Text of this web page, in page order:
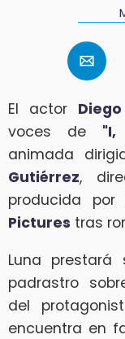
El actor
voces de "I,
animada
Gutiérrez,
producida
Pictures tras
Luna
padrastro
del
encuentra en